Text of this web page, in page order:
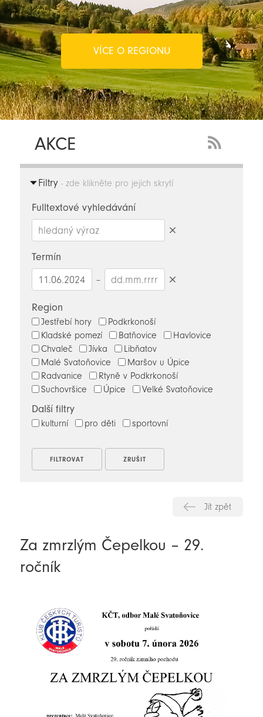
VÍCE O REGIONU
AKCE
Feed
Filtry- zde klikněte pro jejich skrytí
Fulltextové vyhledávání
Termín
–
Region
Jestřebí hory
Podkrkonoší
Kladské pomezí
Batňovice
Havlovice
Chvaleč
Jívka
Libňatov
Malé Svatoňovice
Maršov u Úpice
Radvanice
Rtyně v Podkrkonoší
Suchovršice
Úpice Velké Svatoňovice
Další filtry
kulturní pro děti sportovní
Jít zpět
Za zmrzlým Čepelkou – 29.
ročník